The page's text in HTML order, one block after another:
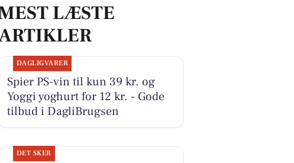
LÆSTE
DAGLIGVARER
Spier PS-vin til kun 39 kr. og
Yoggi yoghurt for 12 kr. - Gode
tilbud i DagliBrugsen
DET SKER